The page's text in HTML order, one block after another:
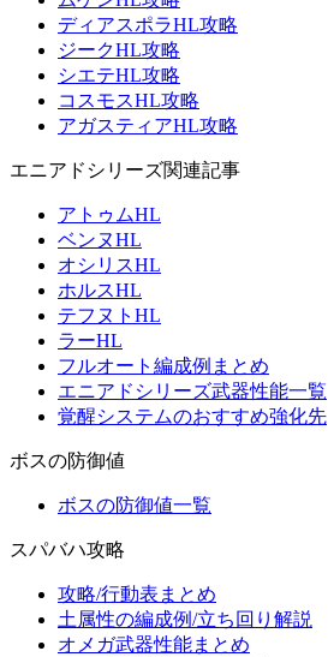
ディアスポラHL攻略
ジークHL攻略
シエテHL攻略
コスモスHL攻略
アガスティアHL攻略
エニアドシリーズ関連記事
アトゥムHL
ベンヌHL
オシリスHL
ホルスHL
テフヌトHL
ラーHL
フルオート編成例まとめ
エニアドシリーズ武器性能一覧
覚醒システムのおすすめ強化先
ボスの防御値
ボスの防御値一覧
スパバハ攻略
攻略/行動表まとめ
土属性の編成例/立ち回り解説
オメガ武器性能まとめ